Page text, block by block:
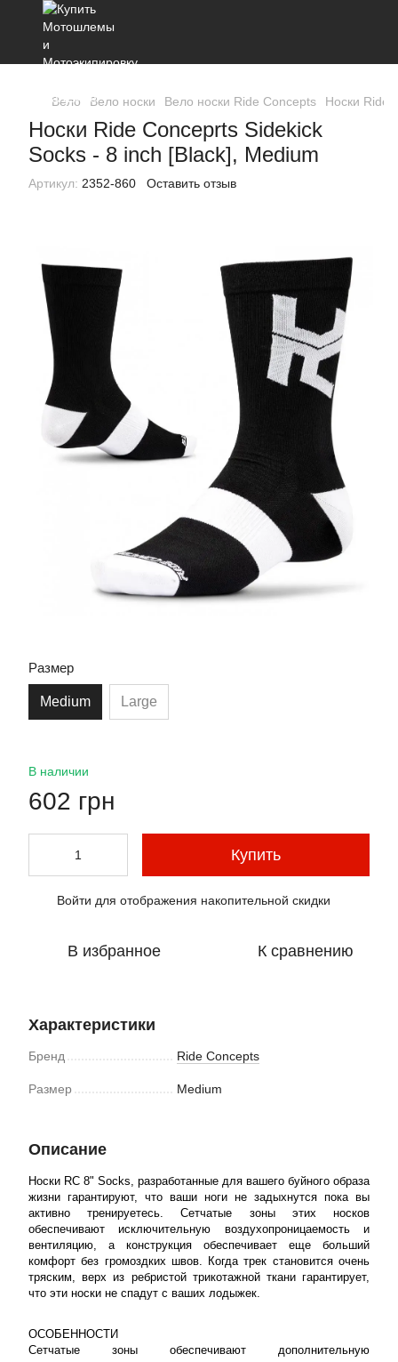
Вело Вело носки Вело носки Ride Concepts Носки Ride
Носки Ride Conceprts Sidekick
Socks - 8 inch [Black], Medium
Артикул: 2352-860 Оставить отзыв
Размер
Medium Large
В наличии
602 грн
Купить
Войти для отображения накопительной скидки
В избранное К сравнению
Характеристики
Бренд Ride Concepts
Размер Medium
Описание
Носки RC 8" Socks, разработанные для вашего буйного образа
жизни гарантируют, что ваши ноги не задыхнутся пока вы
активно тренируетесь. Сетчатые зоны этих носков
обеспечивают исключительную воздухопроницаемость и
вентиляцию, а конструкция обеспечивает еще больший
комфорт без громоздких швов. Когда трек становится очень
тряским, верх из ребристой трикотажной ткани гарантирует,
что эти носки не спадут с ваших лодыжек.
ОСОБЕННОСТИ
Сетчатые зоны обеспечивают дополнительную